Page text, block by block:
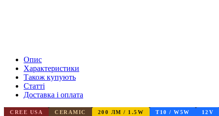
Опис
Характеристики
Також купують
Статті
Доставка і оплата
CREE USA CERAMIC 200 ЛМ / 1.5W T10 / W5W 12V